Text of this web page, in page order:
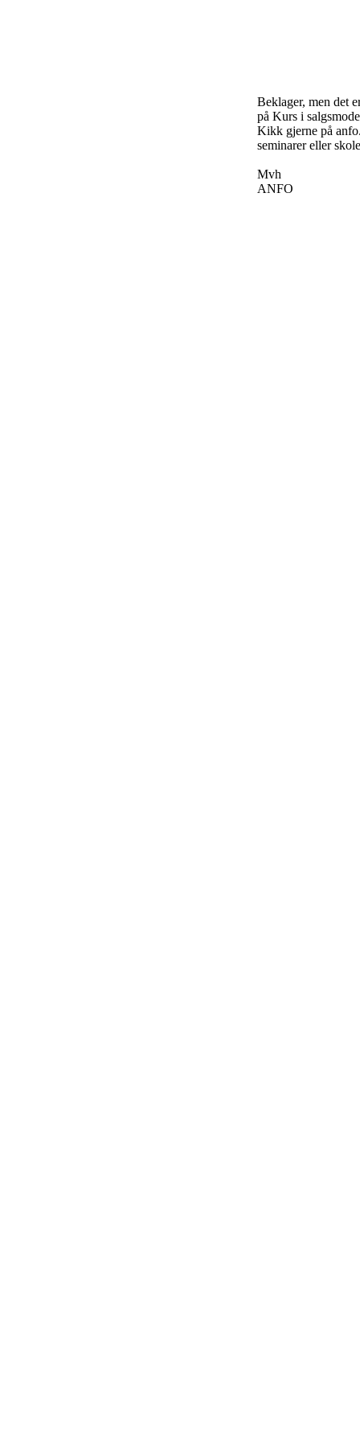
Beklager, men det
på Kurs i
Kikk gjerne på
seminarer eller
Mvh
ANFO